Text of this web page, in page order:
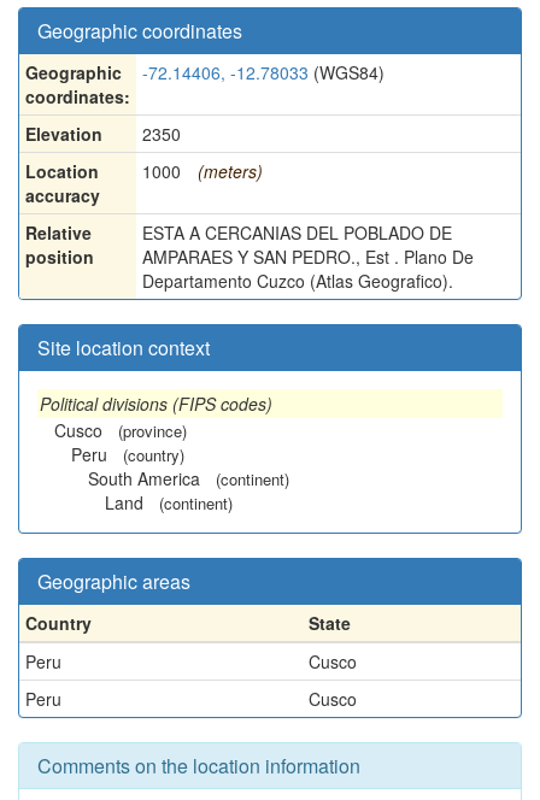
Geographic coordinates
Geographic
coordinates:
-72.14406, -12.78033 (WGS84)
Elevation
2350
Location
accuracy
1000 (meters)
Relative
position
ESTA A CERCANIAS DEL POBLADO DE
AMPARAES Y SAN PEDRO., Est . Plano De
Departamento Cuzco (Atlas Geografico).
Site location context
Political divisions (FIPS codes)
Cusco
(province)
Peru (country)
South America (continent)
Land (continent)
Geographic areas
Country
State
Peru
Cusco
Peru
Cusco
Comments on the location information